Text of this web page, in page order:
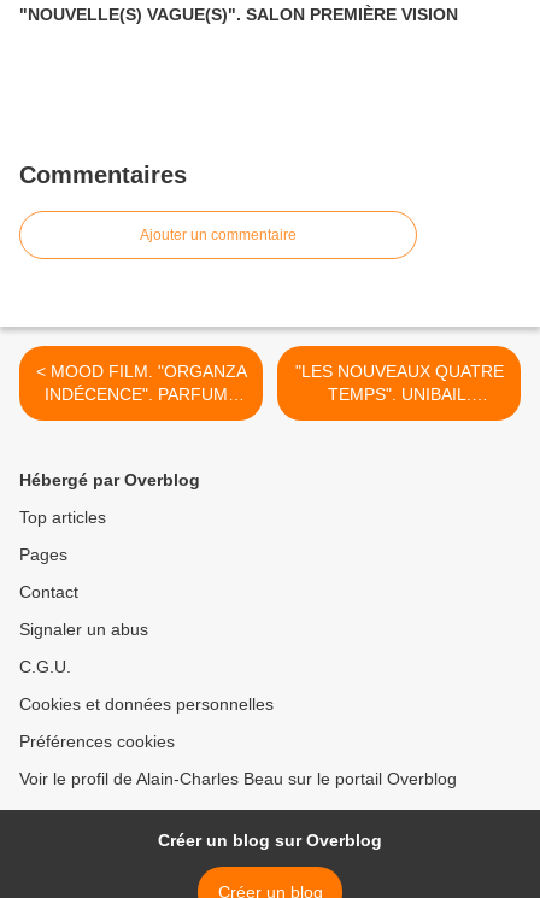
"NOUVELLE(S) VAGUE(S)". SALON PREMIÈRE VISION
Commentaires
Ajouter un commentaire
< MOOD FILM. "ORGANZA
INDÉCENCE". PARFUMS
GIVENCHY
"LES NOUVEAUX QUATRE
TEMPS". UNIBAIL.
(EXTRAIT) >
Hébergé par Overblog
Top articles
Pages
Contact
Signaler un abus
C.G.U.
Cookies et données personnelles
Préférences cookies
Voir le profil de Alain-Charles Beau sur le portail Overblog
Créer un blog sur Overblog
Créer un blog